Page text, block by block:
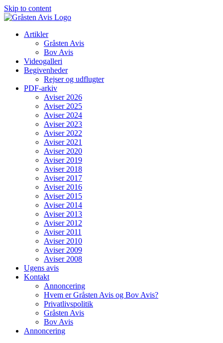
Skip to content
Artikler
Gråsten Avis
Bov Avis
Videogalleri
Begivenheder
Rejser og udflugter
PDF-arkiv
Aviser 2026
Aviser 2025
Aviser 2024
Aviser 2023
Aviser 2022
Aviser 2021
Aviser 2020
Aviser 2019
Aviser 2018
Aviser 2017
Aviser 2016
Aviser 2015
Aviser 2014
Aviser 2013
Aviser 2012
Aviser 2011
Aviser 2010
Aviser 2009
Aviser 2008
Ugens avis
Kontakt
Annoncering
Hvem er Gråsten Avis og Bov Avis?
Privatlivspolitik
Gråsten Avis
Bov Avis
Annoncering